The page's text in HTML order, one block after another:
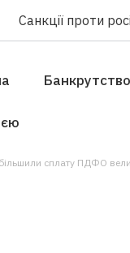
Санкції проти
Банкрутство
сплату ПДФО